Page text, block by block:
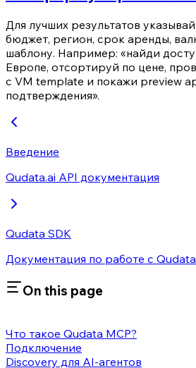
Для лучших результатов
бюджет, регион, срок аренды,
шаблону. Например: «найди
Европе, отсортируй по цене,
с VM template и покажи preview
подтверждения».
Введение
Qudata.ai API документация
Qudata SDK
Документация по работе с
On this page
Что такое Qudata MCP?
Подключение
Discovery для AI-агентов